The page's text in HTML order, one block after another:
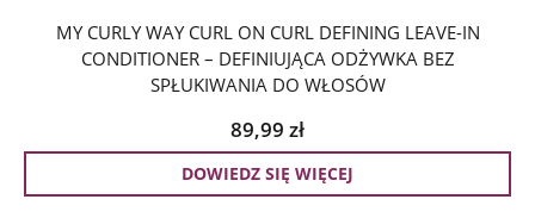
MY CURLY WAY CURL ON CURL DEFINING LEAVE-IN
CONDITIONER – DEFINIUJĄCA ODŻYWKA BEZ
SPŁUKIWANIA DO WŁOSÓW
89,99 zł
DOWIEDZ SIĘ WIĘCEJ